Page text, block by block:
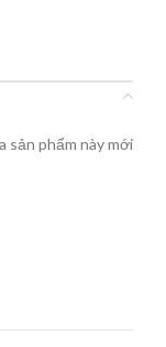
sản phẩm này mới